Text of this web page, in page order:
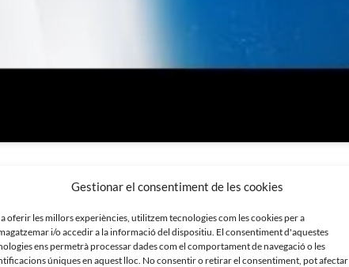
Gestionar el consentiment de les cookies
oferir les millors experiències, utilitzem tecnologies com les cookies per a
i/o accedir a la informació del dispositiu. El consentiment d'aquestes
ens permetrà processar dades com el comportament de navegació o les
úniques en aquest lloc. No consentir o retirar el consentiment, pot afectar